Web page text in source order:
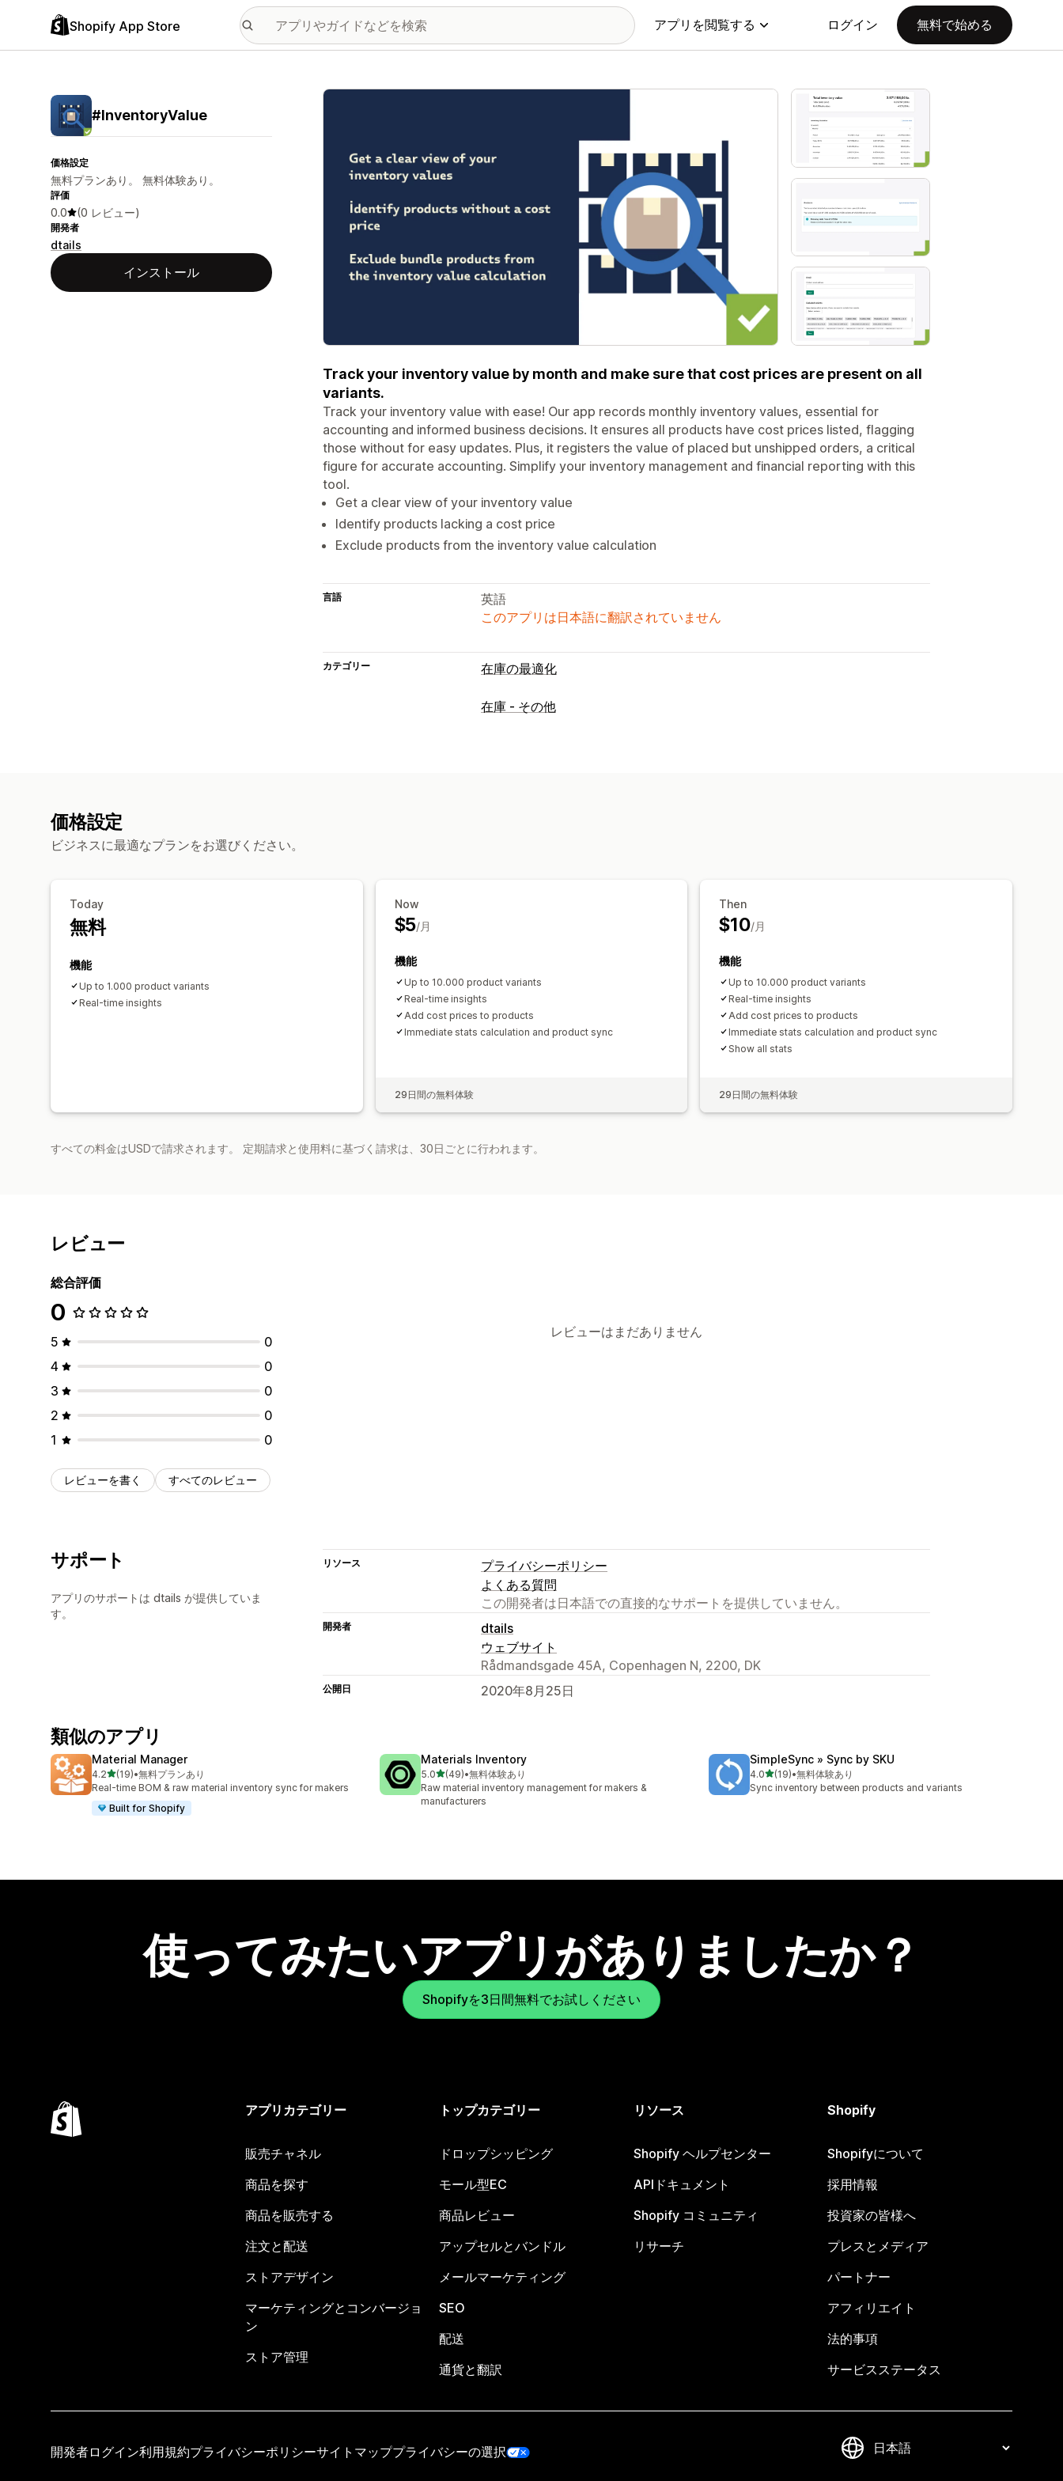
Shopify App Store アプリを閲覧する ログイン 無料で始める
#InventoryValue
価格設定
無料プランあり。 無料体験あり。
評価
0.0 (0 レビュー)
開発者
dtails
インストール
特集の画像ギャラリー
Track your inventory value by month and make sure that cost prices are present on all
variants.
Track your inventory value with ease! Our app records monthly inventory values, essential for
accounting and informed business decisions. It ensures all products have cost prices listed, flagging
those without for easy updates. Plus, it registers the value of placed but unshipped orders, a critical
figure for accurate accounting. Simplify your inventory management and financial reporting with this
tool.
Get a clear view of your inventory value
Identify products lacking a cost price
Exclude products from the inventory value calculation
言語
英語
このアプリは日本語に翻訳されていません
カテゴリー 在庫の最適化
在庫 - その他
価格設定
ビジネスに最適なプランをお選びください。
Today
無料
機能
Up to 1.000 product variants
Real-time insights
Now
$5/月
機能
Up to 10.000 product variants
Real-time insights
Add cost prices to products
Immediate stats calculation and product sync
29日間の無料体験
Then
$10/月
機能
Up to 10.000 product variants
Real-time insights
Add cost prices to products
Immediate stats calculation and product sync
Show all stats
29日間の無料体験
すべての料金はUSDで請求されます。 定期請求と使用料に基づく請求は、30日ごとに行われます。
レビュー
総合評価
0
5
0
4
0
3
0
2
0
1
0
レビューを書く すべてのレビュー
レビューはまだありません
サポート
アプリのサポートは dtails が提供していま
す。
リソース
プライバシーポリシー
よくある質問
この開発者は日本語での直接的なサポートを提供していません。
開発者
dtails
ウェブサイト
Rådmandsgade 45A, Copenhagen N, 2200, DK
公開日 2020年8月25日
類似のアプリ
Material Manager
4.25つ星中
(19)
合計レビュー数：19件
•無料プランあり
Real-time BOM & raw material inventory sync for makers
Built for Shopify
Materials Inventory
5.05つ星中
(49)
合計レビュー数：49件
•無料体験あり
Raw material inventory management for makers &
manufacturers
SimpleSync » Sync by SKU
4.05つ星中
(19)
合計レビュー数：19件
•無料体験あり
Sync inventory between products and variants
使ってみたいアプリがありましたか？
Shopifyを3日間無料でお試しください
アプリカテゴリー
販売チャネル
商品を探す
商品を販売する
注文と配送
ストアデザイン
マーケティングとコンバージョ
ン
ストア管理
トップカテゴリー
ドロップシッピング
モール型EC
商品レビュー
アップセルとバンドル
メールマーケティング
SEO
配送
通貨と翻訳
リソース
Shopify ヘルプセンター
APIドキュメント
Shopify コミュニティ
リサーチ
Shopify
Shopifyについて
採用情報
投資家の皆様へ
プレスとメディア
パートナー
アフィリエイト
法的事項
サービスステータス
開発者ログイン利用規約プライバシーポリシーサイトマッププライバシーの選択